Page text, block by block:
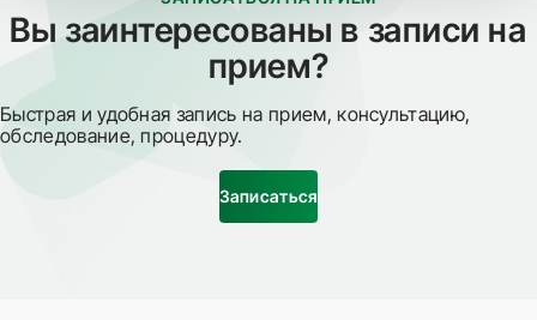
Вы заинтересованы в записи на
прием?
Быстрая и удобная запись на прием, консультацию,
обследование, процедуру.
Записаться